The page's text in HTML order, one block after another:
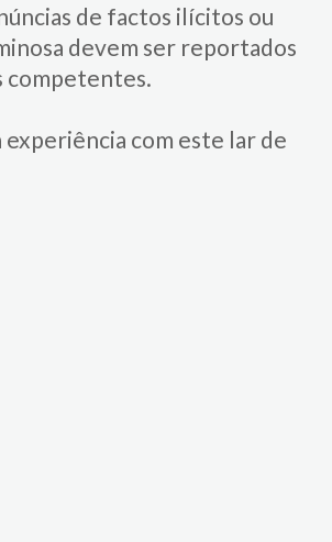
de factos ilícitos ou
devem ser reportados
competentes.
experiência com este lar de